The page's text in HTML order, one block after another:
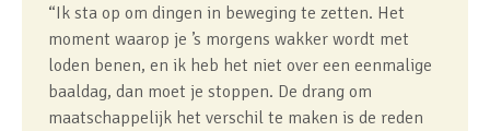
“Ik sta op om dingen in beweging te zetten. Het
moment waarop je ’s morgens wakker wordt met
loden benen, en ik heb het niet over een eenmalige
baaldag, dan moet je stoppen. De drang om
maatschappelijk het verschil te maken is de reden